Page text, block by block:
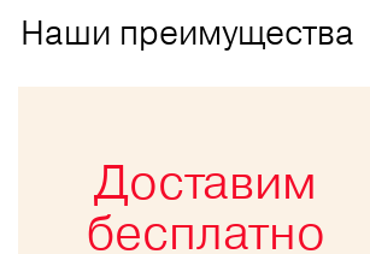
Наши преимущества
Доставим
бесплатно